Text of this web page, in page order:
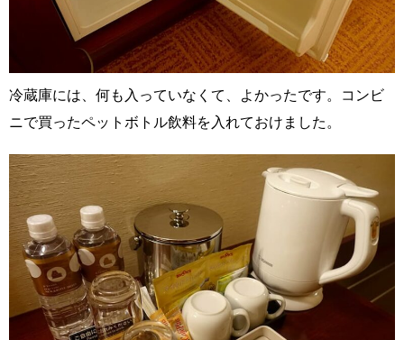
冷蔵庫には、何も入っていなくて、よかったです。コンビ
ニで買ったペットボトル飲料を入れておけました。